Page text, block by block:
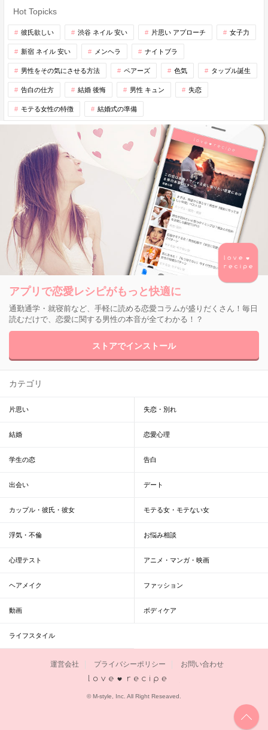
Hot Topicks
彼氏欲しい 渋谷 ネイル 安い 片思い アプローチ 女子力
新宿 ネイル 安い メンヘラ ナイトブラ
男性をその気にさせる方法 ペアーズ 色気 タップル誕生
告白の仕方 結婚 後悔 男性 キュン 失恋
モテる女性の特徴 結婚式の準備
アプリで恋愛レシピがもっと快適に
通勤通学・就寝前など、手軽に読める恋愛コラムが盛りだくさん！毎日
読むだけで、恋愛に関する男性の本音が全てわかる！？
ストアでインストール
カテゴリ
片思い 失恋・別れ
結婚 恋愛心理
学生の恋 告白
出会い デート
カップル・彼氏・彼女 モテる女・モテない女
浮気・不倫 お悩み相談
心理テスト アニメ・マンガ・映画
ヘアメイク ファッション
動画 ボディケア
ライフスタイル
運営会社 プライバシーポリシー お問い合わせ
© M-style, Inc. All Right Reseaved.